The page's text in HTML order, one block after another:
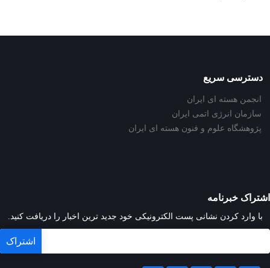
دسترسی سریع
انجمن هسته ای ایران
سازمان انرژی اتمی ایران
پژوهشگاه علوم و فنون هسته ای ایران
اشتراک خبرنامه
با وارد کردن نشانی پست الکترونیکی خود جدید ترین اخبار را دریافت کنید.